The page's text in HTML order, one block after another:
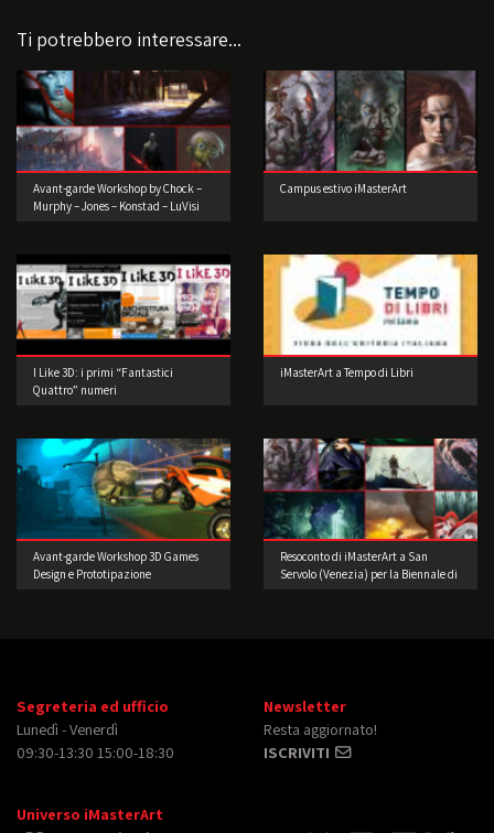
Ti potrebbero interessare...
Avant-garde Workshop by Chock –
Murphy – Jones – Konstad – LuVisi
Campus estivo iMasterArt
I Like 3D: i primi “Fantastici
Quattro” numeri
iMasterArt a Tempo di Libri
Avant-garde Workshop 3D Games
Design e Prototipazione
Resoconto di iMasterArt a San
Servolo (Venezia) per la Biennale di
Segreteria ed ufficio
Lunedì - Venerdì
09:30-13:30 15:00-18:30
Newsletter
Resta aggiornato!
ISCRIVITI
Universo iMasterArt